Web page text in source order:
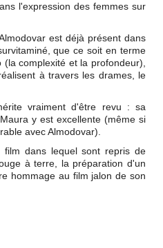
l'expression des femmes sur
est déjà présent dans
que ce soit en terme
complexité et la profondeur),
à travers les drames, le
vraiment d'être revu : sa
y est excellente (même si
avec Almodovar).
dans lequel sont repris de
à terre, la préparation d'un
hommage au film jalon de son